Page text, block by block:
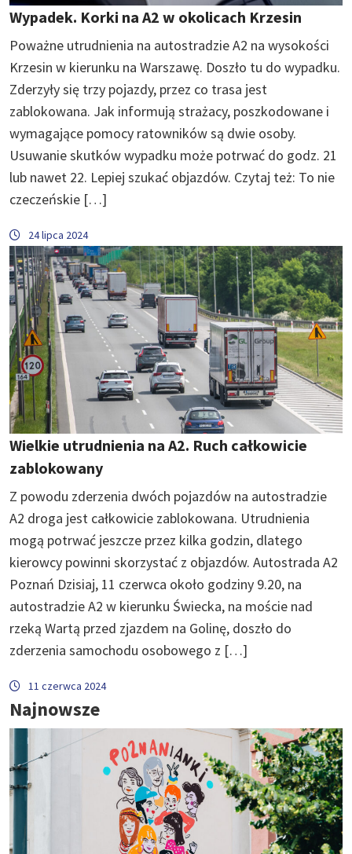
Wypadek. Korki na A2 w okolicach Krzesin
Poważne utrudnienia na autostradzie A2 na wysokości
Krzesin w kierunku na Warszawę. Doszło tu do wypadku.
Zderzyły się trzy pojazdy, przez co trasa jest
zablokowana. Jak informują strażacy, poszkodowane i
wymagające pomocy ratowników są dwie osoby.
Usuwanie skutków wypadku może potrwać do godz. 21
lub nawet 22. Lepiej szukać objazdów. Czytaj też: To nie
czeczeńskie […]
24 lipca 2024
Wielkie utrudnienia na A2. Ruch całkowicie
zablokowany
Z powodu zderzenia dwóch pojazdów na autostradzie
A2 droga jest całkowicie zablokowana. Utrudnienia
mogą potrwać jeszcze przez kilka godzin, dlatego
kierowcy powinni skorzystać z objazdów. Autostrada A2
Poznań Dzisiaj, 11 czerwca około godziny 9.20, na
autostradzie A2 w kierunku Świecka, na moście nad
rzeką Wartą przed zjazdem na Golinę, doszło do
zderzenia samochodu osobowego z […]
11 czerwca 2024
Najnowsze